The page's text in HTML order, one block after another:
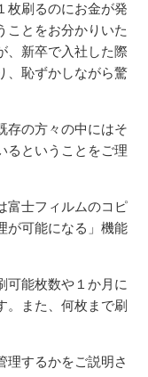
枚刷るのにお金が発
ことをお分かりいた
、新卒で入社した際
、恥ずかしながら驚
存の方々の中にはそ
るということをご理
富士フィルムのコピ
が可能になる」機能
可能枚数や１か月に
。また、何枚まで刷
理するかをご説明さ